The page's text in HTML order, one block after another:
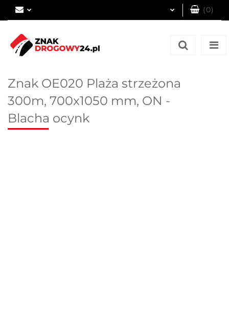
(0)
Znak OE020 Plaża strzeżona
300m, 700x1050 mm, ON -
Blacha ocynk